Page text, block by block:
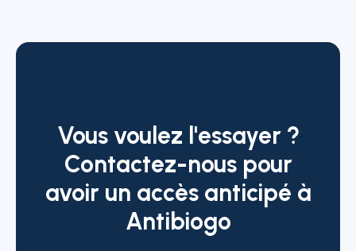
Vous voulez l'essayer ?
Contactez-nous pour
avoir un accès anticipé à
Antibiogo